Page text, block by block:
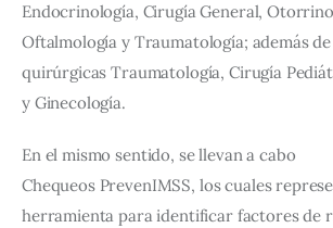
Endocrinología, Cirugía General,
Oftalmología y Traumatología; además
quirúrgicas Traumatología, Cirugía
y Ginecología.
En el mismo sentido, se llevan a cabo
Chequeos PrevenIMSS, los cuales
herramienta para identificar factores de